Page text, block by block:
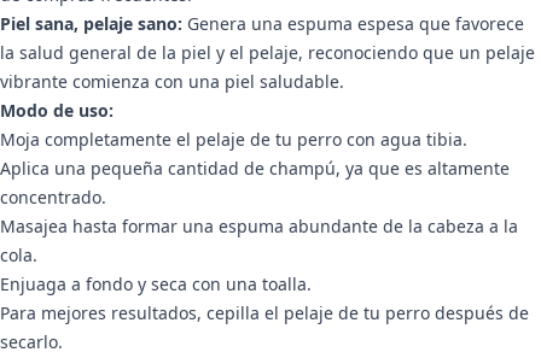
Piel sana, pelaje sano: Genera una espuma espesa que favorece
la salud general de la piel y el pelaje, reconociendo que un pelaje
vibrante comienza con una piel saludable.
Modo de uso:
Moja completamente el pelaje de tu perro con agua tibia.
Aplica una pequeña cantidad de champú, ya que es altamente
concentrado.
Masajea hasta formar una espuma abundante de la cabeza a la
cola.
Enjuaga a fondo y seca con una toalla.
Para mejores resultados, cepilla el pelaje de tu perro después de
secarlo.